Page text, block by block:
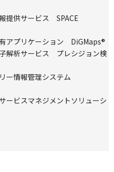
提供サービス SPACE
アプリケーション DiGMaps®
解析サービス プレシジョン検
ー情報管理システム
ービスマネジメントソリューシ